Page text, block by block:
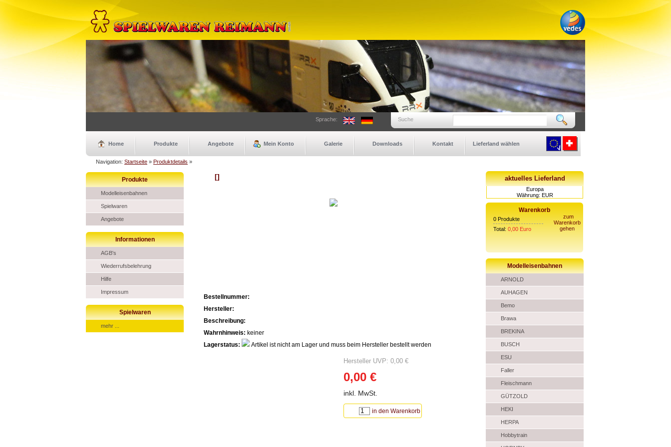
Suche
Sprache:
Home Produkte Angebote Mein Konto Galerie Downloads Kontakt Lieferland wählen
Navigation: Startseite » Produktdetails »
Produkte
Modelleisenbahnen
Spielwaren
Angebote
Informationen
AGB's
Wiederrufsbelehrung
Hilfe
Impressum
Spielwaren
mehr ...
[]
Bestellnummer:
Hersteller:
Beschreibung:
Wahrnhinweis: keiner
Lagerstatus:
Artikel ist nicht am Lager und muss beim Hersteller bestellt werden
Hersteller UVP: 0,00 €
0,00 €
inkl. MwSt.
in den Warenkorb
aktuelles Lieferland
Europa
Währung: EUR
Warenkorb
0 Produkte
Total: 0,00 Euro
zum
Warenkorb
gehen
Modelleisenbahnen
ARNOLD
AUHAGEN
Bemo
Brawa
BREKINA
BUSCH
ESU
Faller
Fleischmann
GÜTZOLD
HEKI
HERPA
Hobbytrain